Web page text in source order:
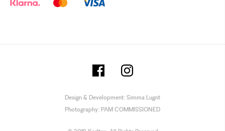
Design & Development: Simma Lugnt
Photography: PAM COMMISSIONED